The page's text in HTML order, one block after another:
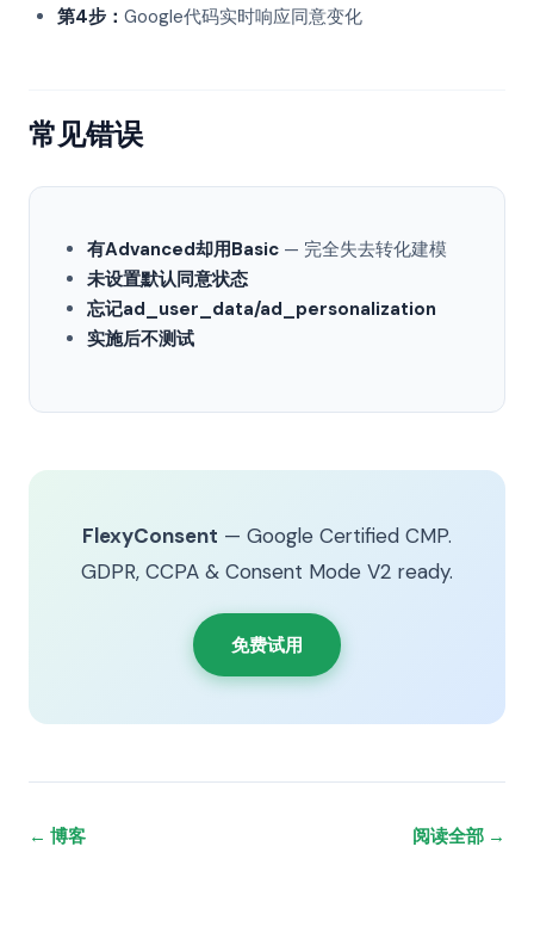
第4步： Google代码实时响应同意变化
常见错误
有Advanced却用Basic — 完全失去转化建模
未设置默认同意状态
忘记ad_user_data/ad_personalization
实施后不测试
FlexyConsent — Google Certified CMP.
GDPR, CCPA & Consent Mode V2 ready.
免费试用
← 博客 阅读全部 →